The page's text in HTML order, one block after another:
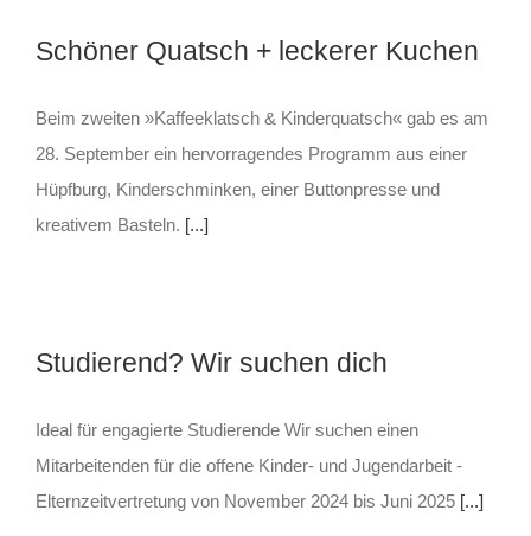
Schöner Quatsch + leckerer Kuchen
Beim zweiten »Kaffeeklatsch & Kinderquatsch« gab es am
28. September ein hervorragendes Programm aus einer
Hüpfburg, Kinderschminken, einer Buttonpresse und
kreativem Basteln. [...]
Studierend? Wir suchen dich
Ideal für engagierte Studierende Wir suchen einen
Mitarbeitenden für die offene Kinder- und Jugendarbeit -
Elternzeitvertretung von November 2024 bis Juni 2025 [...]